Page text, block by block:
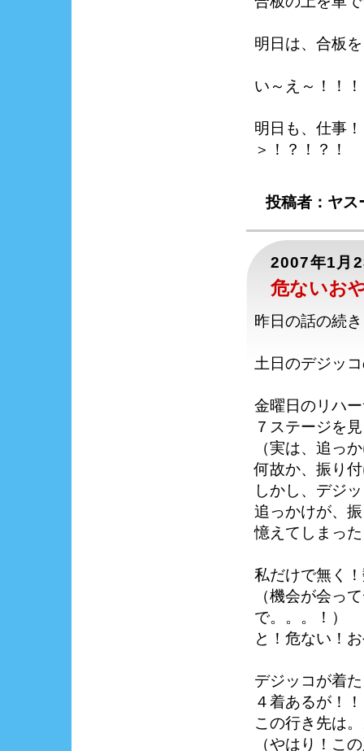
明日は、合板
い～え～！！
明日も、仕事
＞！？！？！
投稿者：ヤ
2007年1月
危ないお
昨日の話の続き
土日のデジッ
金曜日のリハ
７ステージを
（実は、追っ
何故か、振り
しかし、デジ
追っかけが、
憶えてしまっ
私だけで無く
（機会が会っ
で。。。！）
と！危ない！
デジッコが着
４着あるが！
この行き先は
（やはり！こ